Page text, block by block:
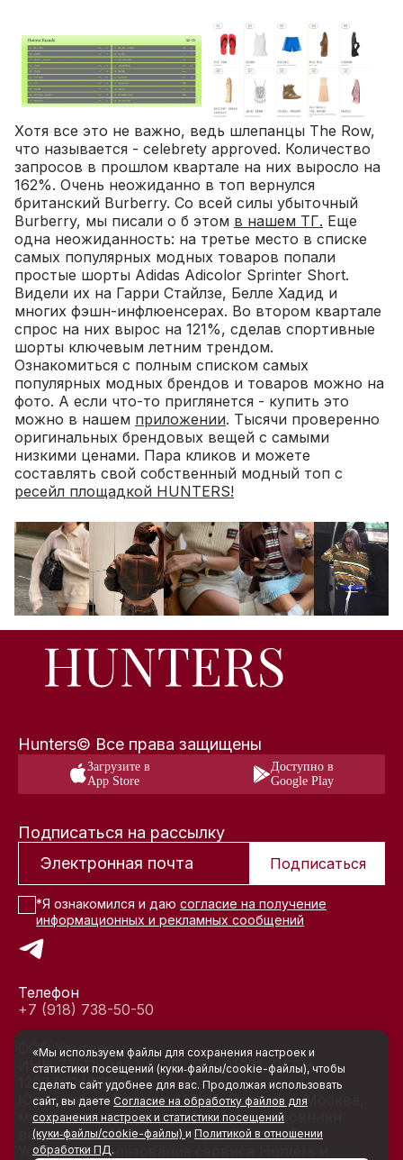
Хотя все это не важно, ведь шлепанцы The Row,
что называется - celebrety approved. Количество
запросов в прошлом квартале на них выросло на
162%. Очень неожиданно в топ вернулся
британский Burberry. Со всей силы убыточный
Burberry, мы писали о б этом в нашем ТГ. Еще
одна неожиданность: на третье место в списке
самых популярных модных товаров попали
простые шорты Adidas Adicolor Sprinter Short.
Видели их на Гарри Стайлзе, Белле Хадид и
многих фэшн-инфлюенсерах. Во втором квартале
спрос на них вырос на 121%, сделав спортивные
шорты ключевым летним трендом.
Ознакомиться с полным списком самых
популярных модных брендов и товаров можно на
фото. А если что-то приглянется - купить это
можно в нашем приложении. Тысячи проверенно
оригинальных брендовых вещей с самыми
низкими ценами. Пара кликов и можете
составлять свой собственный модный топ с
ресейл площадкой HUNTERS!
Hunters© Все права защищены
Загрузите в
App Store
Доступно в
Google Play
Подписаться на рассылку
Подписаться
*Я ознакомился и даю согласие на получение
информационных и рекламных сообщений
Телефон
+7 (918) 738-50-50
ООО Хантерс
ИНН 7751189433, КПП 772401001, ОГРН
1207700466918
Юридический адрес: 117105, Россия, г. Москва,
муниципальный округ Нагатино-Садовники
вн.тер.г., ул. Нагатинская, д. 3А, стр. 5
Условия использования сервиса Hunters и
«Мы используем файлы для сохранения настроек и
статистики посещений (куки‑файлы/cookie-файлы), чтобы
сделать сайт удобнее для вас. Продолжая использовать
сайт, вы даете Согласие на обработку файлов для
сохранения настроек и статистики посещений
(куки‑файлы/cookie-файлы) и Политикой в отношении
обработки ПД.